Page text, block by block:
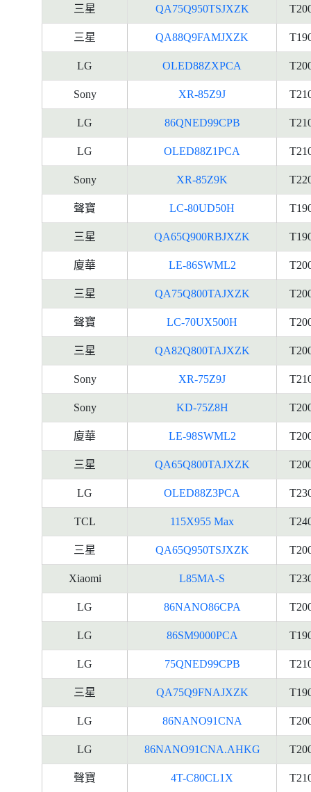
三星 QA75Q950TSJXZK
三星 QA88Q9FAMJXZK
LG OLED88ZXPCA
Sony XR-85Z9J
LG 86QNED99CPB
LG OLED88Z1PCA
Sony XR-85Z9K
聲寶 LC-80UD50H
三星 QA65Q900RBJXZK
廈華 LE-86SWML2
三星 QA75Q800TAJXZK
聲寶 LC-70UX500H
三星 QA82Q800TAJXZK
Sony XR-75Z9J
Sony KD-75Z8H
廈華 LE-98SWML2
三星 QA65Q800TAJXZK
LG OLED88Z3PCA
TCL 115X955 Max
三星 QA65Q950TSJXZK
Xiaomi L85MA-S
LG 86NANO86CPA
LG 86SM9000PCA
LG 75QNED99CPB
三星 QA75Q9FNAJXZK
LG 86NANO91CNA
LG 86NANO91CNA.AHKG
聲寶 4T-C80CL1X